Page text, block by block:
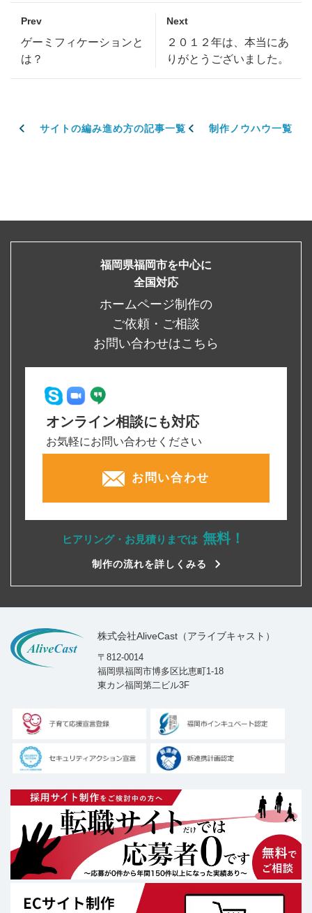
Prev
ゲーミフィケーションと
は？
Next
２０１２年は、本当にあ
りがとうございました。
サイトの編み進め方の記事一覧 制作ノウハウ一覧
福岡県福岡市を中心に
全国対応
ホームページ制作の
ご依頼・ご相談
お問い合わせはこちら
オンライン相談にも対応
お気軽にお問い合わせください
お問い合わせ
ヒアリング・お見積りまでは 無料！
制作の流れを詳しくみる
株式会社AliveCast（アライブキャスト）
〒812-0014
福岡県福岡市博多区比恵町1-18
東カン福岡第二ビル3F